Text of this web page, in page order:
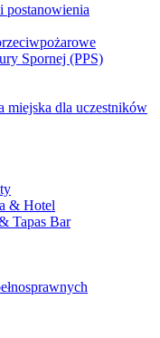
postanowienia
Spornej (PPS)
miejska dla uczestników
& Hotel
Tapas Bar